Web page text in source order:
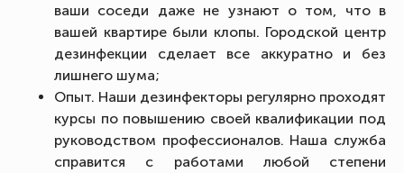
ваши соседи даже не узнают о том, что в
вашей квартире были клопы. Городской центр
дезинфекции сделает все аккуратно и без
лишнего шума;
Опыт. Наши дезинфекторы регулярно проходят
курсы по повышению своей квалификации под
руководством профессионалов. Наша служба
справится с работами любой степени